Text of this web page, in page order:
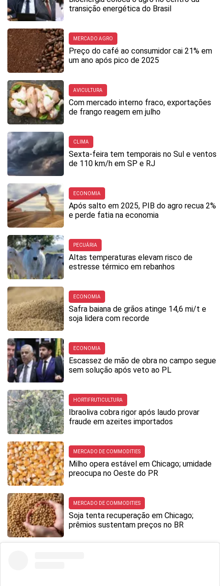
transição energética do Brasil
MERCADO AGRO
Preço do café ao consumidor cai 21% em
um ano após pico de 2025
AVICULTURA
Com mercado interno fraco, exportações
de frango reagem em julho
CLIMA
Sexta-feira tem temporais no Sul e ventos
de 110 km/h em SP e RJ
ECONOMIA
Após salto em 2025, PIB do agro recua 2%
e perde fatia na economia
PECUÁRIA
Altas temperaturas elevam risco de
estresse térmico em rebanhos
ECONOMIA
Safra baiana de grãos atinge 14,6 mi/t e
soja lidera com recorde
ECONOMIA
Escassez de mão de obra no campo segue
sem solução após veto ao PL
HORTIFRUTICULTURA
Ibraoliva cobra rigor após laudo provar
fraude em azeites importados
MERCADO DE COMMODITIES
Milho opera estável em Chicago; umidade
preocupa no Oeste do PR
MERCADO DE COMMODITIES
Soja tenta recuperação em Chicago;
prêmios sustentam preços no BR